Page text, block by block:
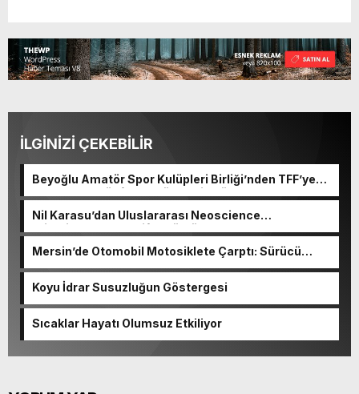
İLGİNİZİ ÇEKEBİLİR
Beyoğlu Amatör Spor Kulüpleri Birliği’nden TFF’ye
çağrı: “Amatör futbol yük değil, Türk sporunun
Nil Karasu’dan Uluslararası Neoscience
Olimpiyatları’nda Çifte Gümüş Madalya
Mersin’de Otomobil Motosiklete Çarptı: Sürücü
Koyu İdrar Susuzluğun Göstergesi
Sıcaklar Hayatı Olumsuz Etkiliyor